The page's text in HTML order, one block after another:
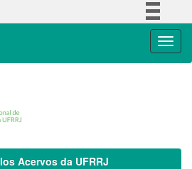
Acervos da UFRRJ